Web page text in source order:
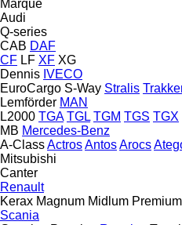
Marque
Audi
Q-series
CAB DAF
CF LF XF XG
Dennis IVECO
EuroCargo S-Way Stralis
Lemförder MAN
L2000 TGA TGL TGM TGS TGX
MB Mercedes-Benz
A-ClassActrosAntosArocs
Mitsubishi
Canter
Renault
Kerax Magnum Midlum Premium
Scania